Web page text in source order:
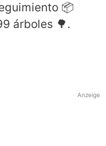
📦
árboles 🌳.
Anzeige